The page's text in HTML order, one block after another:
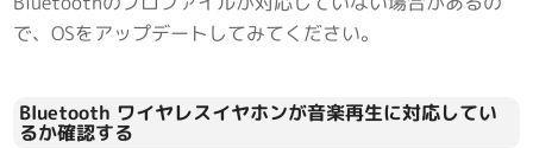
で、OSをアップデートしてみてください。
Bluetooth ワイヤレスイヤホンが音楽再生に対応してい
るか確認する